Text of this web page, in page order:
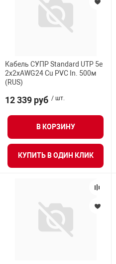
Кабель СУПР Standard UTP 5e
2x2xAWG24 Cu PVC In. 500м
(RUS)
12 339 руб / шт.
В КОРЗИНУ
КУПИТЬ В ОДИН КЛИК